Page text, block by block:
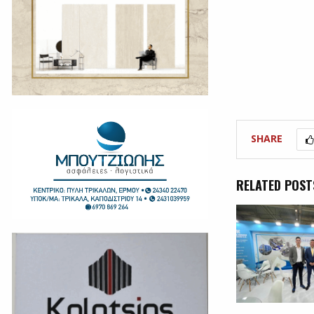
SHARE
RELATED